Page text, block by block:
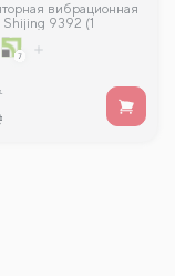
вибрационная
Shijing 9392 (1
21V, 2.0A/h)